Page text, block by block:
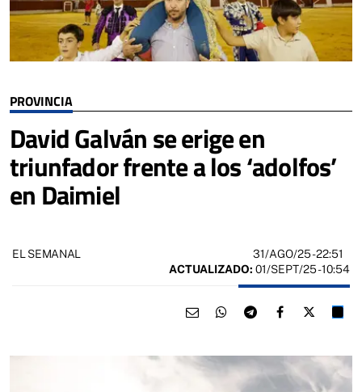
PROVINCIA
David Galván se erige en
triunfador frente a los ‘adolfos’
en Daimiel
EL SEMANAL 31/AGO/25- 22:51
ACTUALIZADO: 01/SEPT/25 - 10:54